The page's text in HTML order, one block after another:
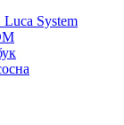
Luca System